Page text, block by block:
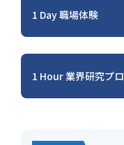
1 Day 職場体験
1 Hour 業界研究プ